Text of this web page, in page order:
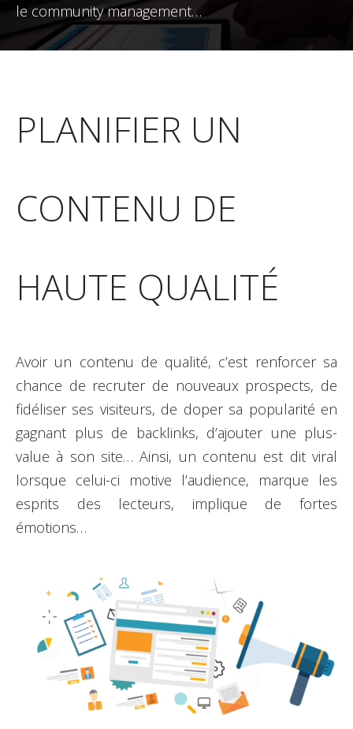
le community management…
PLANIFIER UN
CONTENU DE
HAUTE QUALITÉ
Avoir un contenu de qualité, c’est renforcer sa
chance de recruter de nouveaux prospects, de
fidéliser ses visiteurs, de doper sa popularité en
gagnant plus de backlinks, d’ajouter une plus-
value à son site… Ainsi, un contenu est dit viral
lorsque celui-ci motive l’audience, marque les
esprits des lecteurs, implique de fortes
émotions…